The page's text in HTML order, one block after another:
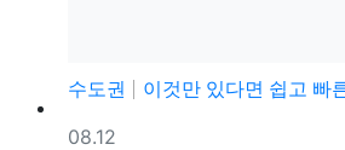
수도권
이것만 있다면 쉽고 빠른 초간
등록일
08.12